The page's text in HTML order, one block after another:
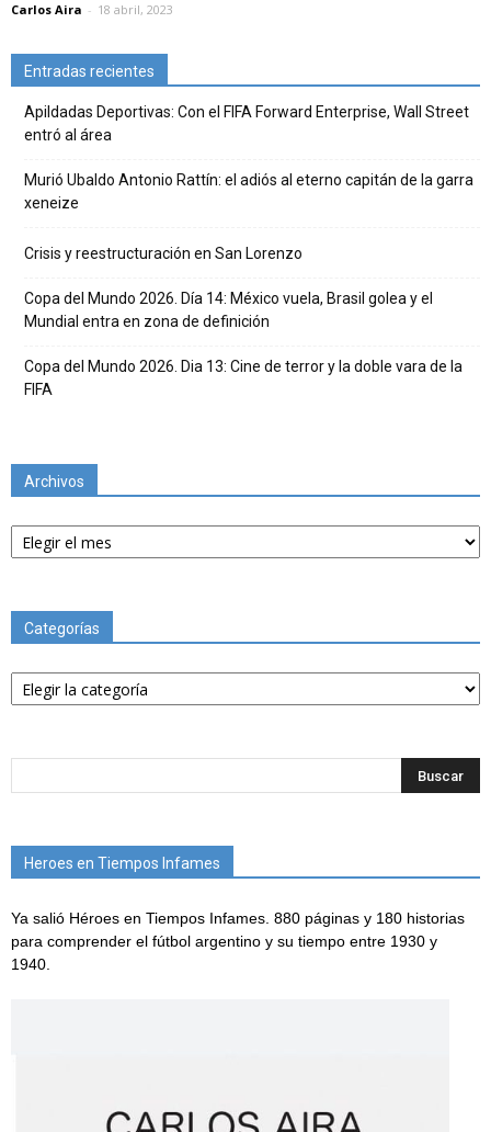
Carlos Aira - 18 abril, 2023
Entradas recientes
Apildadas Deportivas: Con el FIFA Forward Enterprise, Wall Street
entró al área
Murió Ubaldo Antonio Rattín: el adiós al eterno capitán de la garra
xeneize
Crisis y reestructuración en San Lorenzo
Copa del Mundo 2026. Día 14: México vuela, Brasil golea y el
Mundial entra en zona de definición
Copa del Mundo 2026. Dia 13: Cine de terror y la doble vara de la
FIFA
Archivos
Archivos
Categorías
Categorías
Heroes en Tiempos Infames
Ya salió Héroes en Tiempos Infames. 880 páginas y 180 historias
para comprender el fútbol argentino y su tiempo entre 1930 y
1940.